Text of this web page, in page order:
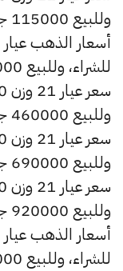
وللبيع 115000 جنيه.
للشراء، وللبيع 230000 جنيه.
وللبيع 460000 جنيه.
وللبيع 690000 جنيه.
وللبيع 920000 جنيه.
للشراء، وللبيع 1150000 جنيه.